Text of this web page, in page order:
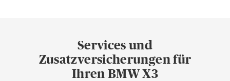
Services und
Zusatzversicherungen für
Ihren BMW X3